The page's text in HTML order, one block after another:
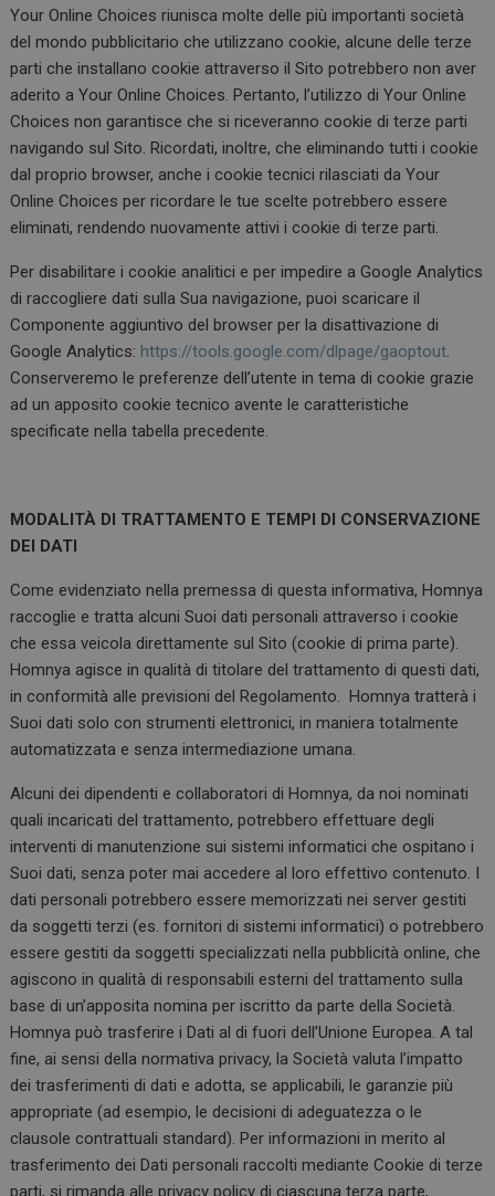
Your Online Choices riunisca molte delle più importanti società
del mondo pubblicitario che utilizzano cookie, alcune delle terze
parti che installano cookie attraverso il Sito potrebbero non aver
aderito a Your Online Choices. Pertanto, l’utilizzo di Your Online
Choices non garantisce che si riceveranno cookie di terze parti
navigando sul Sito. Ricordati, inoltre, che eliminando tutti i cookie
dal proprio browser, anche i cookie tecnici rilasciati da Your
Online Choices per ricordare le tue scelte potrebbero essere
eliminati, rendendo nuovamente attivi i cookie di terze parti.
Per disabilitare i cookie analitici e per impedire a Google Analytics
di raccogliere dati sulla Sua navigazione, puoi scaricare il
Componente aggiuntivo del browser per la disattivazione di
Google Analytics: https://tools.google.com/dlpage/gaoptout
Conserveremo le preferenze dell’utente in tema di cookie grazie
ad un apposito cookie tecnico avente le caratteristiche
specificate nella tabella precedente.
MODALITÀ DI TRATTAMENTO E TEMPI DI CONSERVAZIONE
DEI DATI
Come evidenziato nella premessa di questa informativa, Homnya
raccoglie e tratta alcuni Suoi dati personali attraverso i cookie
che essa veicola direttamente sul Sito (cookie di prima parte).
Homnya agisce in qualità di titolare del trattamento di questi dati,
in conformità alle previsioni del Regolamento. Homnya tratterà i
Suoi dati solo con strumenti elettronici, in maniera totalmente
automatizzata e senza intermediazione umana.
Alcuni dei dipendenti e collaboratori di Homnya, da noi nominati
quali incaricati del trattamento, potrebbero effettuare degli
interventi di manutenzione sui sistemi informatici che ospitano i
Suoi dati, senza poter mai accedere al loro effettivo contenuto. I
dati personali potrebbero essere memorizzati nei server gestiti
da soggetti terzi (es. fornitori di sistemi informatici) o potrebbero
essere gestiti da soggetti specializzati nella pubblicità online, che
agiscono in qualità di responsabili esterni del trattamento sulla
base di un’apposita nomina per iscritto da parte della Società.
Homnya può trasferire i Dati al di fuori dell’Unione Europea. A tal
fine, ai sensi della normativa privacy, la Società valuta l’impatto
dei trasferimenti di dati e adotta, se applicabili, le garanzie più
appropriate (ad esempio, le decisioni di adeguatezza o le
clausole contrattuali standard). Per informazioni in merito al
trasferimento dei Dati personali raccolti mediante Cookie di terze
parti, si rimanda alle privacy policy di ciascuna terza parte,